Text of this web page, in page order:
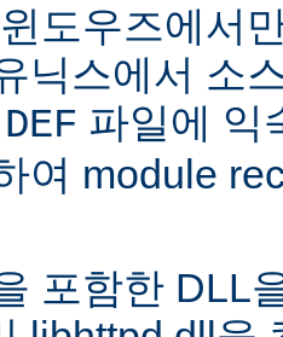
도우즈에서
닉스에서 소
파일에 익
여 module
포함한 DLL